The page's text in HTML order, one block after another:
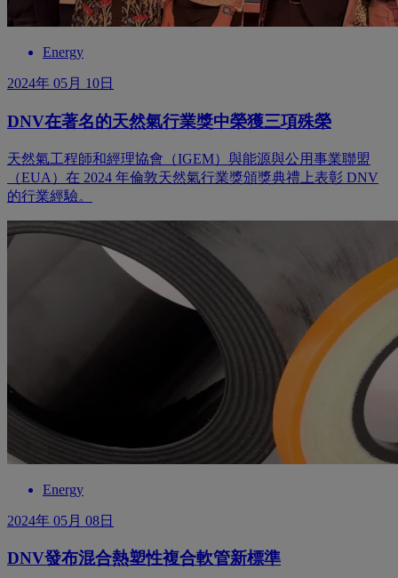
Energy
2024年 05月 10日
DNV在著名的天然氣行業獎中榮獲三項殊榮
天然氣工程師和經理協會（IGEM）與能源與公用事業聯盟
（EUA）在 2024 年倫敦天然氣行業獎頒獎典禮上表彰 DNV
的行業經驗。
Energy
2024年 05月 08日
DNV發布混合熱塑性複合軟管新標準